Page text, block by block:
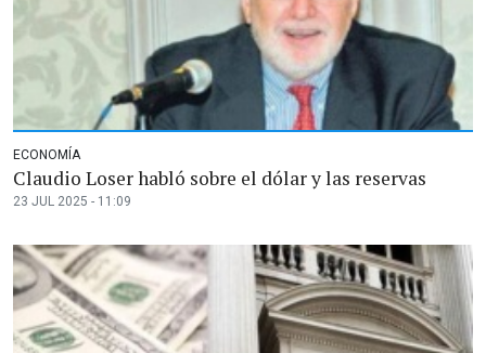
ECONOMÍA
Claudio Loser habló sobre el dólar y las reservas
23 JUL 2025 - 11:09